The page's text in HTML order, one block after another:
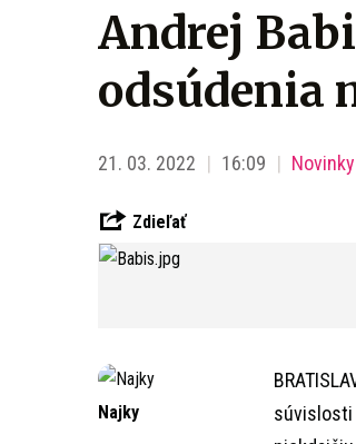
Andrej
odsúdenia
21. 03. 2022 16:09 Novinky
Zdieľať
Najky
súvislosti